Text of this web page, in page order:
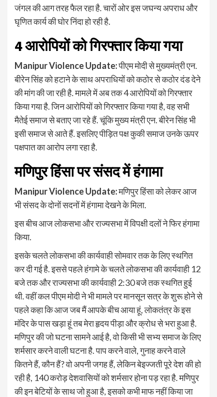
जंगल की आग तरह फैल रहा है. चारों ओर इस जघन्य अपराध और
घृणित कार्य की घोर निंदा हो रही है.
4 आरोपियों को गिरफ्तार किया गया
Manipur Violence Update:पीएम मोदी से मुख्यमंत्री एन.
बीरेन सिंह को हटाने के साथ अपराधियों को कठोर से कठोर दंड देने
की मांग की जा रही है. मामले में अब तक 4 आरोपियों को गिरफ्तार
किया गया है. जिन आरोपियों को गिरफ्तार किया गया है, वह सभी
मैतेई समाज से बताए जा रहे हैं. चूंकि मुख्य मंत्री एन. बीरेन सिंह भी
इसी समाज से आते हैं. इसलिए पीड़ित पक्ष कुकी समाज उनके ऊपर
पक्षपात का आरोप लगा रहा है.
मणिपुर हिंसा पर संसद में हंगामा
Manipur Violence Update:मणिपुर हिंसा को लेकर आज
भी संसद के दोनों सदनों में हंगामा देखने के मिला.
इस बीच आज लोकसभा और राज्यसभा में विपक्षी दलों ने फिर हंगामा
किया.
इसके चलते लोकसभा की कार्यवाही सोमवार तक के लिए स्थगित
कर दी गई है. इससे पहले हंगामे के चलते लोकसभा की कार्यवाही 12
बजे तक और राज्यसभा की कार्यवाही 2:30 बजे तक स्थगित हुई
थी. वहीं कल पीएम मोदी ने भी मामले पर मानसून सत्र के शुरू होने से
पहले कहा कि आज जब मैं आपके बीच आया हूं, लोकतंत्र के इस
मंदिर के पास खड़ा हूं तब मेरा हृदय पीड़ा और क्रोध से भरा हुआ है.
मणिपुर की जो घटना सामने आई है, वो किसी भी सभ्य समाज के लिए
शर्मसार करने वाली घटना है. पाप करने वाले, गुनाह करने वाले
कितने हैं, कौन हैं? वो अपनी जगह हैं, लेकिन बेइज्जती पूरे देश की हो
रही है, 140 करोड़ देशवासियों को शर्मसार होना पड़ रहा है. मणिपुर
की इन बेटियों के साथ जो हुआ है, इसको कभी माफ नहीं किया जा